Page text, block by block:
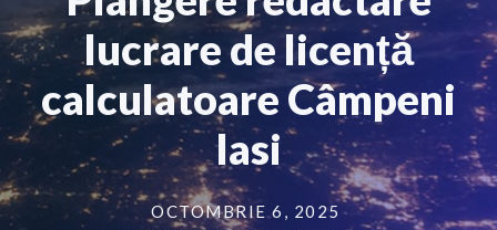
lucrare de licență
calculatoare Câmpeni
Iasi
OCTOMBRIE 6, 2025